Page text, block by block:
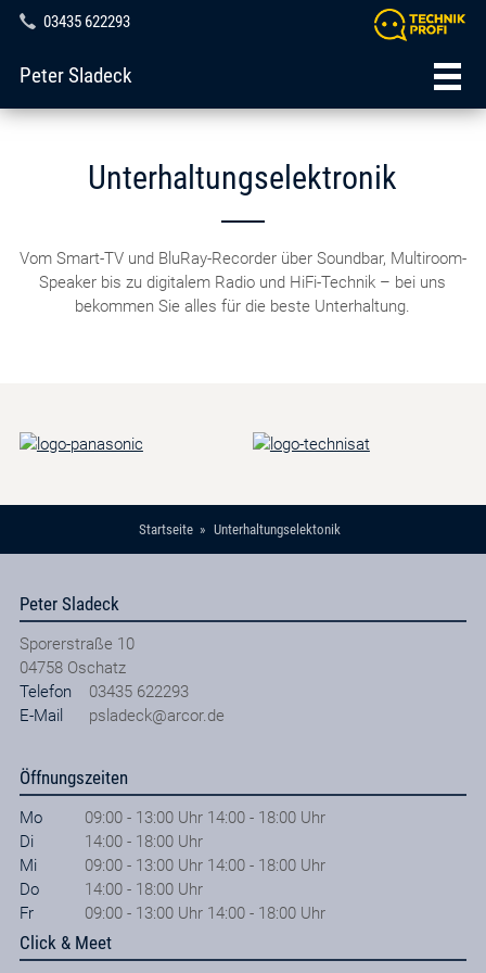
03435 622293
Peter Sladeck
Unterhaltungselektronik
Vom Smart-TV und BluRay-Recorder über Soundbar, Multiroom-
Speaker bis zu digitalem Radio und HiFi-Technik – bei uns
bekommen Sie alles für die beste Unterhaltung.
Startseite Unterhaltungselektonik
Peter Sladeck
Sporerstraße 10
04758 Oschatz
Telefon
03435 622293
E-Mail
psladeck@arcor.de
Öffnungszeiten
Mo
09:00 - 13:00 Uhr 14:00 - 18:00 Uhr
Di
14:00 - 18:00 Uhr
Mi
09:00 - 13:00 Uhr 14:00 - 18:00 Uhr
Do
14:00 - 18:00 Uhr
Fr
09:00 - 13:00 Uhr 14:00 - 18:00 Uhr
Click & Meet